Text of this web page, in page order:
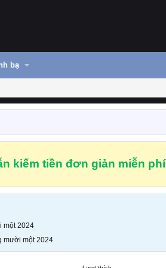
bạ
kiếm tiền đơn giản miễn phí
một 2024
mười một 2024